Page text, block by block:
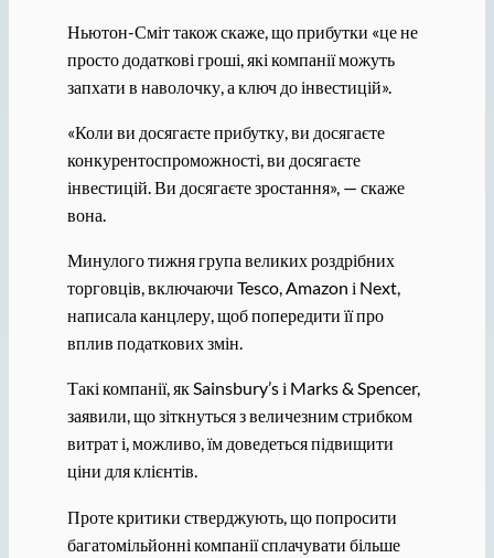
Ньютон-Сміт також скаже, що прибутки «це не
просто додаткові гроші, які компанії можуть
запхати в наволочку, а ключ до інвестицій».
«Коли ви досягаєте прибутку, ви досягаєте
конкурентоспроможності, ви досягаєте
інвестицій. Ви досягаєте зростання», — скаже
вона.
Минулого тижня група великих роздрібних
торговців, включаючи Tesco, Amazon і Next,
написала канцлеру, щоб попередити її про
вплив податкових змін.
Такі компанії, як Sainsbury’s і Marks & Spencer,
заявили, що зіткнуться з величезним стрибком
витрат і, можливо, їм доведеться підвищити
ціни для клієнтів.
Проте критики стверджують, що попросити
багатомільйонні компанії сплачувати більше